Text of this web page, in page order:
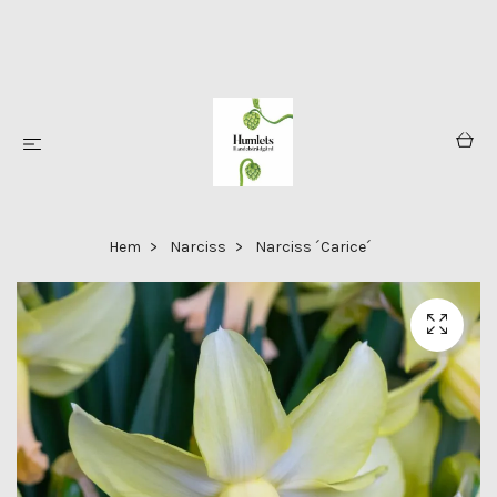
Hem Narciss Narciss ´Carice´